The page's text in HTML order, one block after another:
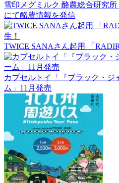
雪印メグミルク 酪農総合研究所
にて酪農情報を発信
TWICE SANAさん起用 「
カプセルトイ「『ブラック・
ム」11月発売